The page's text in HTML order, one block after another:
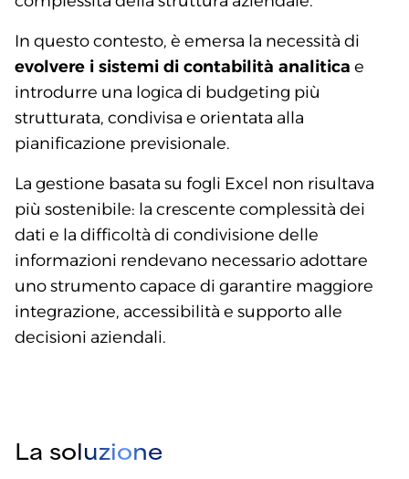
In questo contesto, è emersa la necessità di
evolvere i sistemi di contabilità analitica e
introdurre una logica di budgeting più
strutturata, condivisa e orientata alla
pianificazione previsionale.
La gestione basata su fogli Excel non risultava
più sostenibile: la crescente complessità dei
dati e la difficoltà di condivisione delle
informazioni rendevano necessario adottare
uno strumento capace di garantire maggiore
integrazione, accessibilità e supporto alle
decisioni aziendali.
La soluzione